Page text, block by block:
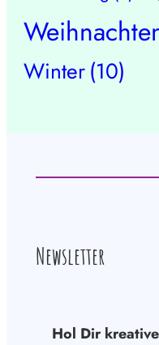
Winter(10)
Newsletter
Hol Dir